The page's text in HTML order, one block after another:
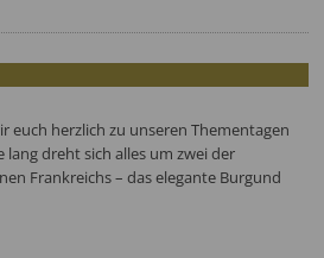
euch herzlich zu unseren Thementagen
lang dreht sich alles um zwei der
Frankreichs – das elegante Burgund